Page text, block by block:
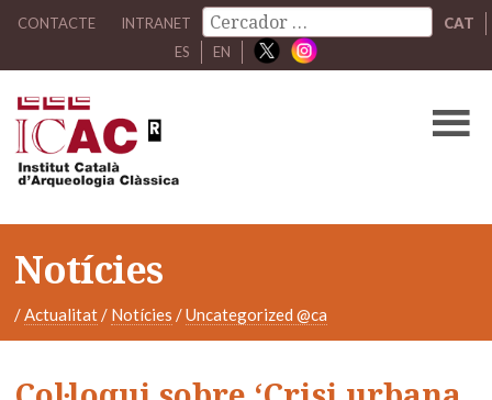
CONTACTE INTRANET
CAT
ES
EN
Notícies
/Actualitat/ Notícies /Uncategorized @ca